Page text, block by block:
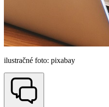
ilustračné foto: pixabay